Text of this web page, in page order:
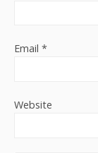
Email *
Website